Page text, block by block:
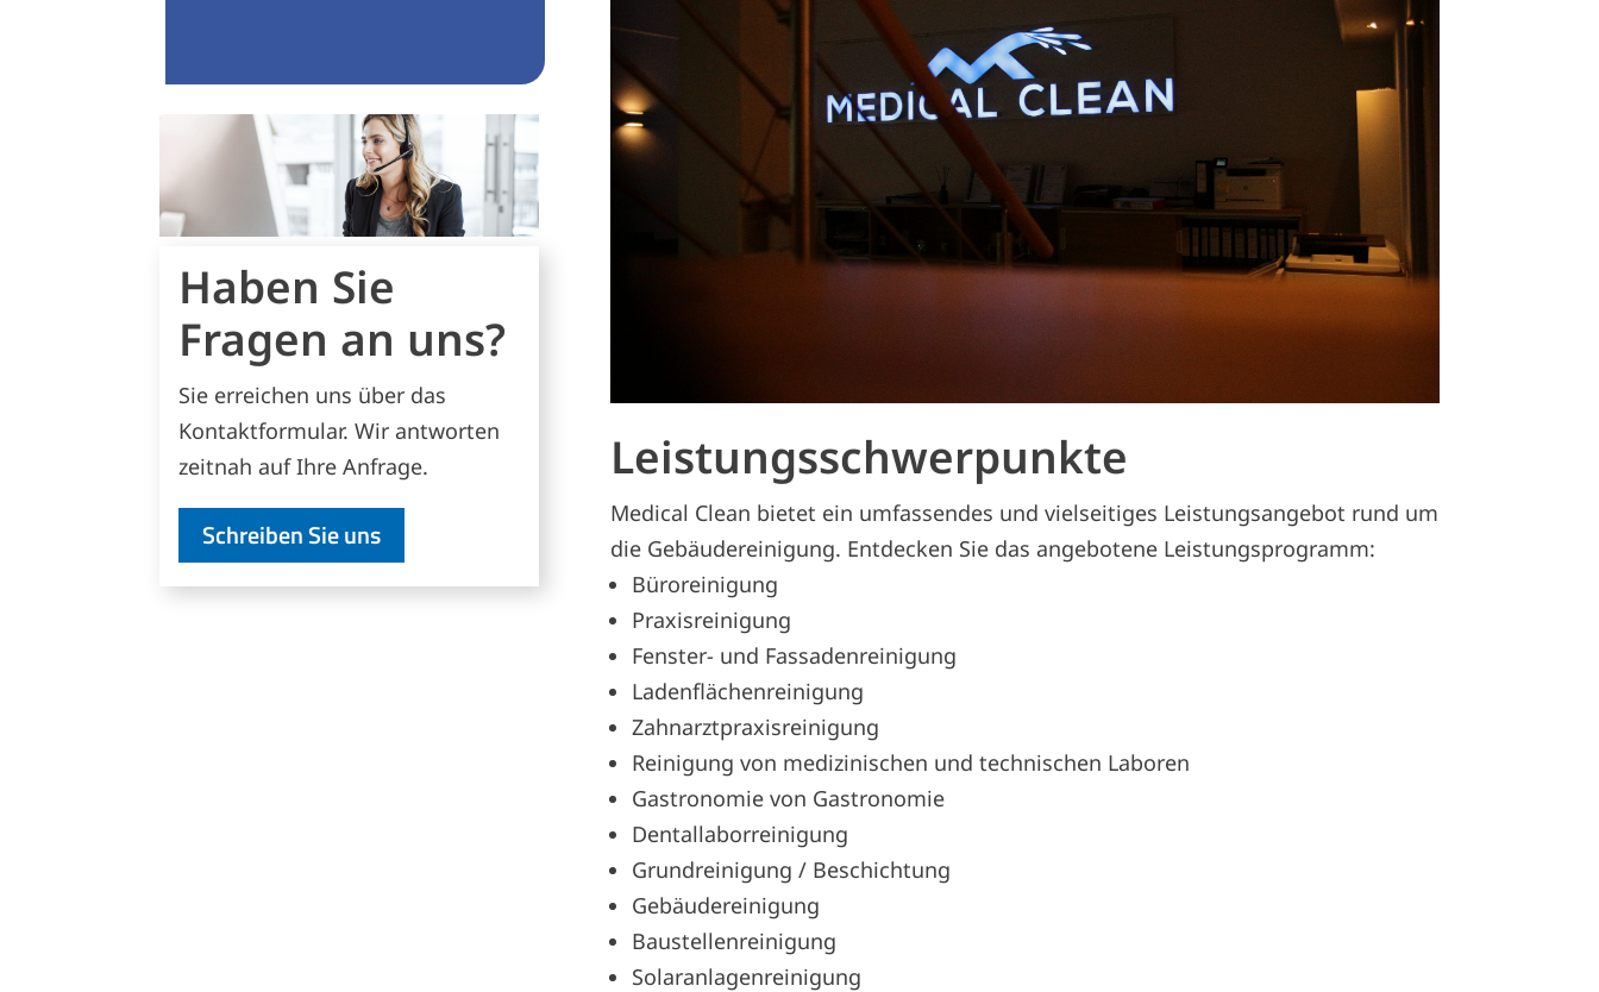
Haben Sie
Fragen an uns?
Sie erreichen uns über das
Kontaktformular. Wir antworten
zeitnah auf Ihre Anfrage.
Schreiben Sie uns
Leistungsschwerpunkte
Medical Clean bietet ein umfassendes und vielseitiges Leistungsangebot rund um
die Gebäudereinigung. Entdecken Sie das angebotene Leistungsprogramm:
Büroreinigung
Praxisreinigung
Fenster- und Fassadenreinigung
Ladenflächenreinigung
Zahnarztpraxisreinigung
Reinigung von medizinischen und technischen Laboren
Gastronomie von Gastronomie
Dentallaborreinigung
Grundreinigung / Beschichtung
Gebäudereinigung
Baustellenreinigung
Solaranlagenreinigung